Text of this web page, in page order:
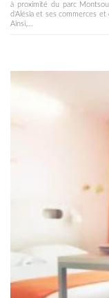
à proximité du parc
d'Alésia et ses commerces
Ainsi,...